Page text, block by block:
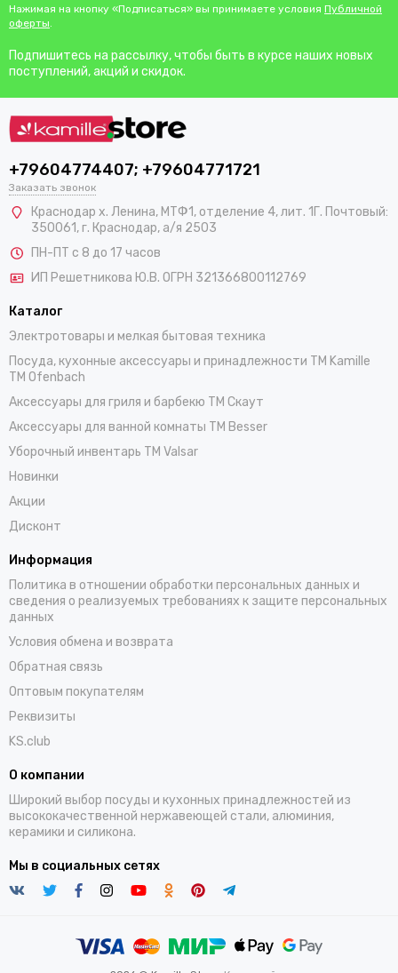
Нажимая на кнопку «Подписаться» вы принимаете условия Публичной
оферты.
Подпишитесь на рассылку, чтобы быть в курсе наших новых
поступлений, акций и скидок.
+79604774407; +79604771721
Заказать звонок
Краснодар х. Ленина, МТФ1, отделение 4, лит. 1Г. Почтовый:
350061, г. Краснодар, а/я 2503
ПН-ПТ с 8 до 17 часов
ИП Решетникова Ю.В. ОГРН 321366800112769
Каталог
Электротовары и мелкая бытовая техника
Посуда, кухонные аксессуары и принадлежности TM Kamille
TM Ofenbach
Аксессуары для гриля и барбекю TM Скаут
Аксессуары для ванной комнаты TM Besser
Уборочный инвентарь TM Valsar
Новинки
Акции
Дисконт
Информация
Политика в отношении обработки персональных данных и
сведения о реализуемых требованиях к защите персональных
данных
Условия обмена и возврата
Обратная связь
Оптовым покупателям
Реквизиты
KS.club
О компании
Широкий выбор посуды и кухонных принадлежностей из
высококачественной нержавеющей стали, алюминия,
керамики и силикона.
Мы в социальных сетях